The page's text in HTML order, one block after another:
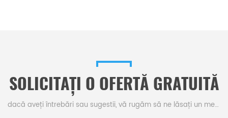
SOLICITAȚI O OFERTĂ GRATUITĂ
dacă aveți întrebări sau sugestii, vă rugăm să ne lăsați un mesaj,